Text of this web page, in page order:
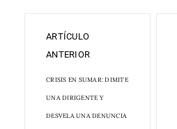
ARTÍCULO
ANTERIOR
CRISIS EN SUMAR: DIMITE
UNA DIRIGENTE Y
DESVELA UNA DENUNCIA